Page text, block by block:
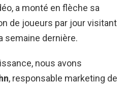
a monté en flèche sa
de joueurs par jour visitant
semaine dernière.
nous avons
, responsable marketing de